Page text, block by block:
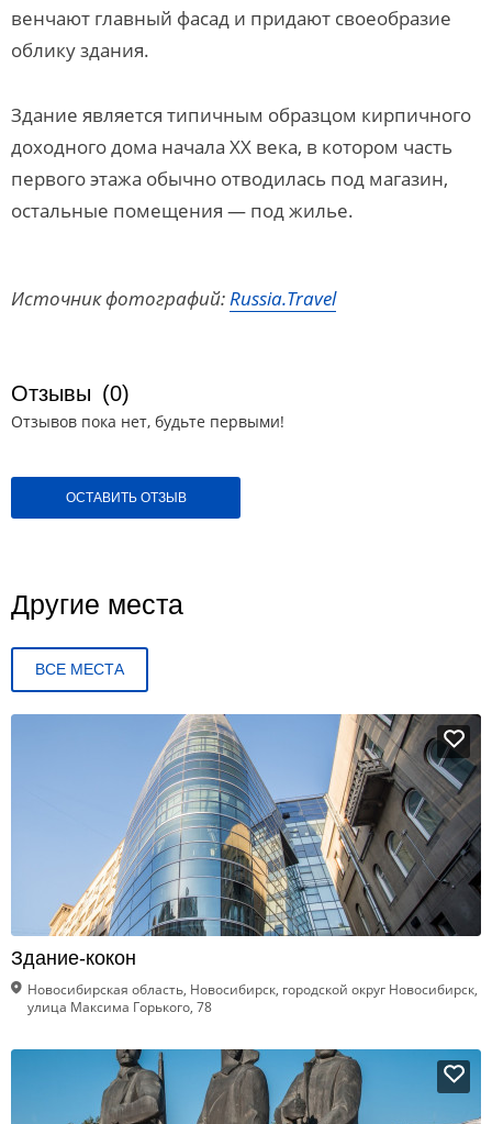
венчают главный фасад и придают своеобразие
облику здания.
Здание является типичным образцом кирпичного
доходного дома начала XX века, в котором часть
первого этажа обычно отводилась под магазин,
остальные помещения — под жилье.
Источник фотографий:Russia.Travel
Отзывы (0)
Отзывов пока нет, будьте первыми!
ОСТАВИТЬ ОТЗЫВ
Другие места
ВСЕ МЕСТА
Здание-кокон
Новосибирская область, Новосибирск, городской округ Новосибирск,
улица Максима Горького, 78